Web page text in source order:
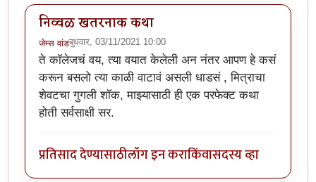
निव्वळ खतरनाक कथा
जेम्स वांडबुधवार, 03/11/2021 10:00
ते कॉलेजचं वय, त्या वयात केलेली अन नंतर आपण हे कसं
करून बसलो त्या काळी वाटावं असली धाडसं , मित्राचा
शेवटचा गुगली शॉक, माझ्यासाठी ही एक परफेक्ट कथा
होती सर्वसाक्षी सर.
प्रतिसाद देण्यासाठीलॉग इन कराकिंवासदस्य व्हा